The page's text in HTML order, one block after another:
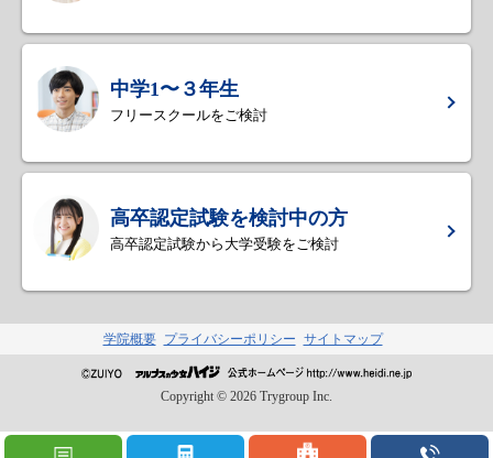
中学1〜３年生
フリースクールをご検討
高卒認定試験を検討中の方
高卒認定試験から大学受験をご検討
学院概要 プライバシーポリシー サイトマップ
Copyright © 2026 Trygroup Inc.